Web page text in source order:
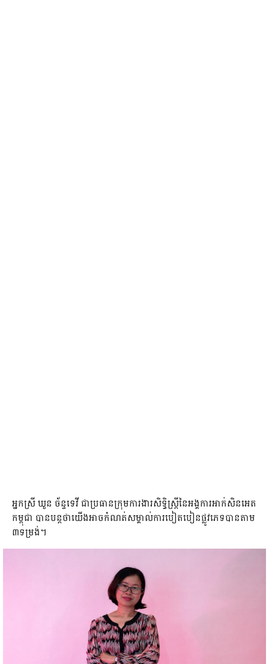
អ្នកស្រី ឃួន ច័ន្ទទេវី ជា​ប្រធាន​ក្រុម​ការងារ​សិទ្ធិ​ស្រ្តី​នៃ​អង្គការ​អាក់​សិន​អេត​
កម្ពុជា បាន​បន្ត​ថា​យើង​អាច​​កំណត់​សម្គាល់​ការ​បៀត​បៀ​ន​ផ្លូវ​ភេទ​បាន​តាម
៣ទម្រង់។